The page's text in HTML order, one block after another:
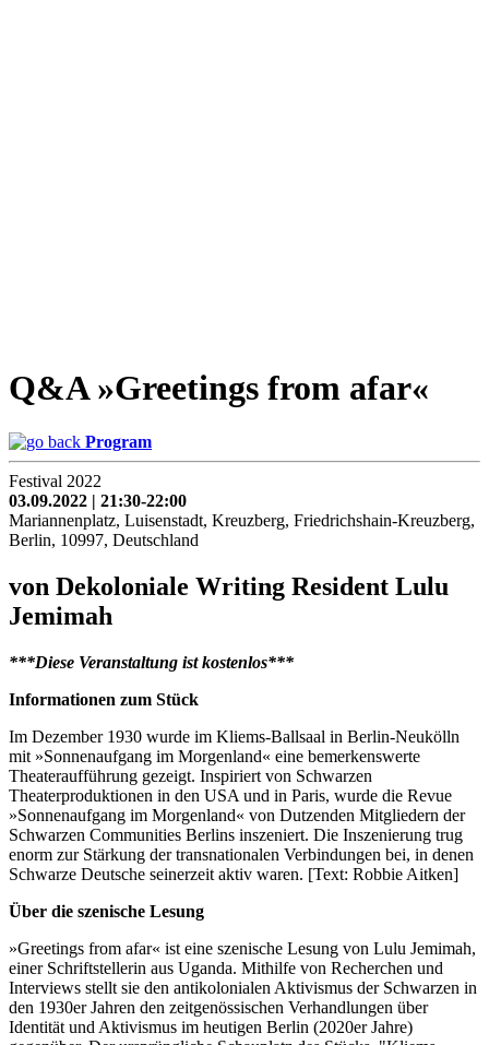
Q&A »Greetings from afar«
Program
Festival 2022
03.09.2022 | 21:30-22:00
Mariannenplatz, Luisenstadt, Kreuzberg, Friedrichshain-Kreuzberg,
Berlin, 10997, Deutschland
von Dekoloniale Writing Resident Lulu
Jemimah
***Diese Veranstaltung ist kostenlos***
Informationen zum Stück
Im Dezember 1930 wurde im Kliems-Ballsaal in Berlin-Neukölln
mit »Sonnenaufgang im Morgenland« eine bemerkenswerte
Theateraufführung gezeigt. Inspiriert von Schwarzen
Theaterproduktionen in den USA und in Paris, wurde die Revue
»Sonnenaufgang im Morgenland« von Dutzenden Mitgliedern der
Schwarzen Communities Berlins inszeniert. Die Inszenierung trug
enorm zur Stärkung der transnationalen Verbindungen bei, in denen
Schwarze Deutsche seinerzeit aktiv waren. [Text: Robbie Aitken]
Über die szenische Lesung
»Greetings from afar« ist eine szenische Lesung von Lulu Jemimah,
einer Schriftstellerin aus Uganda. Mithilfe von Recherchen und
Interviews stellt sie den antikolonialen Aktivismus der Schwarzen in
den 1930er Jahren den zeitgenössischen Verhandlungen über
Identität und Aktivismus im heutigen Berlin (2020er Jahre)